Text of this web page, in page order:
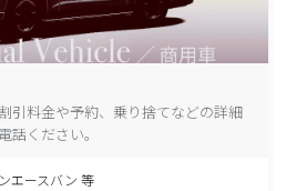
引料金や予約、乗り捨てなどの詳細
話ください。
エースバン 等